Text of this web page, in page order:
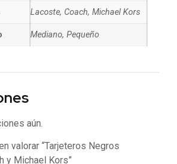
Lacoste, Coach, Michael Kors
Mediano, Pequeño
aún.
valorar “Tarjeteros Negros
y Michael Kors”